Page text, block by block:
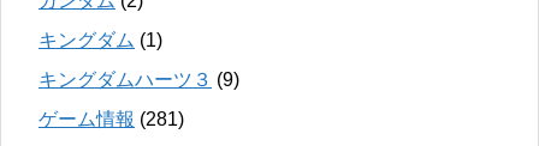
キングダム (1)
キングダムハーツ３ (9)
ゲーム情報 (281)